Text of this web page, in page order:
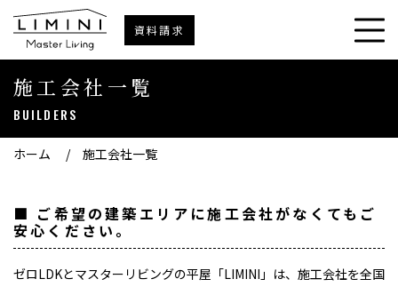
資料請求
施工会社一覧
BUILDERS
ホーム / 施工会社一覧
■ ご希望の建築エリアに施工会社がなくてもご
安心ください。
ゼロLDKとマスターリビングの平屋「LIMINI」は、施工会社を全国